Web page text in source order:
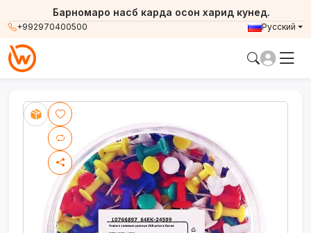
+992970400500
Барномаро насб карда осон харид кунед.
Русский